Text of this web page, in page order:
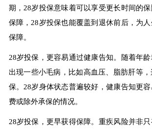
期，28岁投保意味着可以享受更长时间的
保障，28岁投保也能覆盖到退休前后，为
保障。
28岁投保，更容易通过健康告知。随着年
出现一些小毛病，比如高血压、脂肪肝等
保。28岁身体状态普遍较好，健康告知更
费或除外承保的情况。
28岁投保，更早获得保障。重疾风险并非只